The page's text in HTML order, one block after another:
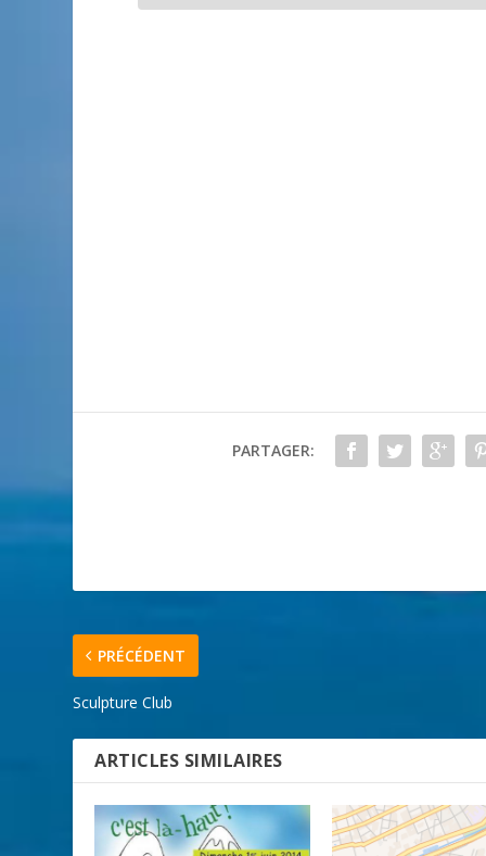
PARTAGER:
PRÉCÉDENT
Sculpture Club
ARTICLES SIMILAIRES